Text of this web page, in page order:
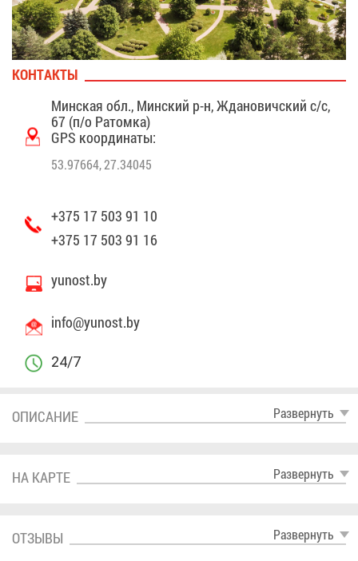
КОН­ТАК­ТЫ
Мин­ская обл., Мин­ский р-н, Жда­но­вич­ский с/с,
67 (п/о Ра­том­ка)
GPS ко­ор­ди­на­ты:
53.97664, 27.34045
+375 17 503 91 10
+375 17 503 91 16
yunost.by
info@​yunost.​by
24/7
Раз­вер­нуть
ОПИ­СА­НИЕ
Раз­вер­нуть
НА КАР­ТЕ
Раз­вер­нуть
ОТ­ЗЫ­ВЫ